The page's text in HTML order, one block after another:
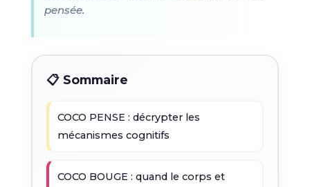
pensée.
📋 Sommaire
COCO PENSE : décrypter les
mécanismes cognitifs
COCO BOUGE : quand le corps et